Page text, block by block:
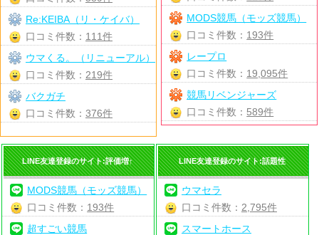
MODS競馬（モッズ競馬）
口コミ件数： 193件
レープロ
口コミ件数： 19,095件
競馬リベンジャーズ
口コミ件数： 589件
Re:KEIBA（リ・ケイバ）
口コミ件数： 111件
ウマくる。（リニューアル）
口コミ件数： 219件
バクガチ
口コミ件数： 376件
LINE友達登録のサイト:評価増↑
MODS競馬（モッズ競馬）
口コミ件数： 193件
超すごい競馬
LINE友達登録のサイト:話題性
ウマセラ
口コミ件数： 2,795件
スマートホース